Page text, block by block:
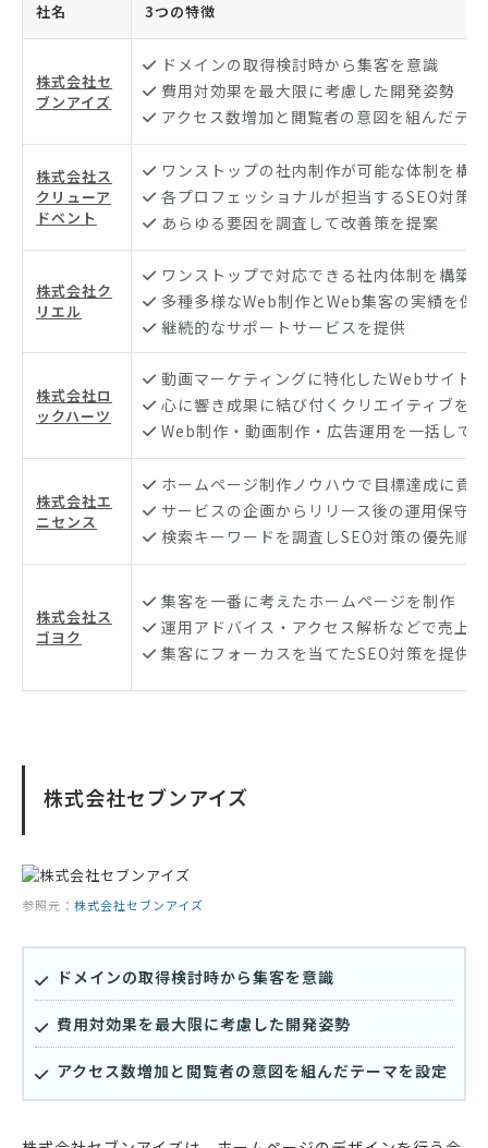
社名 3つの特徴
株式会社セ
ブンアイズ
ドメインの取得検討時から集客を意識
費用対効果を最大限に考慮した開発姿勢
アクセス数増加と閲覧者の意図を組んだテ
株式会社ス
クリューア
ドベント
ワンストップの社内制作が可能な体制を構築
各プロフェッショナルが担当するSEO対策
あらゆる要因を調査して改善策を提案
株式会社ク
リエル
ワンストップで対応できる社内体制を構築
多種多様なWeb制作とWeb集客の実績を保
継続的なサポートサービスを提供
株式会社ロ
ックハーツ
動画マーケティングに特化したWebサイト
心に響き成果に結び付くクリエイティブを
Web制作・動画制作・広告運用を一括して
株式会社エ
ニセンス
ホームページ制作ノウハウで目標達成に貢献
サービスの企画からリリース後の運用保守
検索キーワードを調査しSEO対策の優先順
株式会社ス
ゴヨク
集客を一番に考えたホームページを制作
運用アドバイス・アクセス解析などで売上
集客にフォーカスを当てたSEO対策を提供
株式会社セブンアイズ
参照元： 株式会社セブンアイズ
ドメインの取得検討時から集客を意識
費用対効果を最大限に考慮した開発姿勢
アクセス数増加と閲覧者の意図を組んだテーマを設定